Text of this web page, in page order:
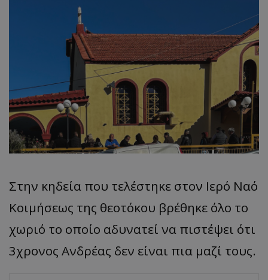
Στην κηδεία που τελέστηκε στον Ιερό Ναό
Κοιμήσεως της θεοτόκου βρέθηκε όλο το
χωριό το οποίο αδυνατεί να πιστέψει ότι
3χρονος Ανδρέας δεν είναι πια μαζί τους.